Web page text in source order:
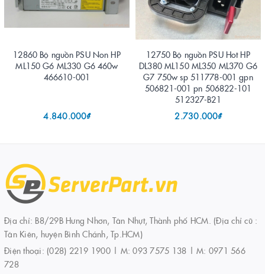
12860 Bộ nguồn PSU Non HP
ML150 G6 ML330 G6 460w
466610-001
4.840.000₫
12750 Bộ nguồn PSU Hot HP
DL380 ML150 ML350 ML370 G6
G7 750w sp 511778-001 gpn
506821-001 pn 506822-101
512327-B21
2.730.000₫
Địa chỉ: B8/29B Hưng Nhơn, Tân Nhựt, Thành phố HCM. (Địa chỉ cũ :
Tân Kiên, huyện Bình Chánh, Tp.HCM)
Điện thoại: (028) 2219 1900 | M: 093 7575 138 | M: 0971 566
728